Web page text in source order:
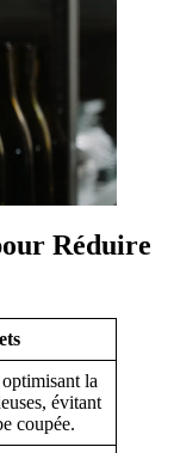
Réduire
la
évitant
coupée.